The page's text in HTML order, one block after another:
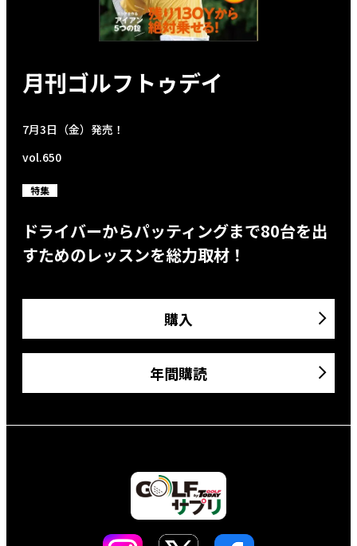
月刊ゴルフトゥデイ
7月3日（金）発売！
vol.650
特集
ドライバーからパッティングまで80台を出
すためのレッスンを総力取材！
購入
年間購読